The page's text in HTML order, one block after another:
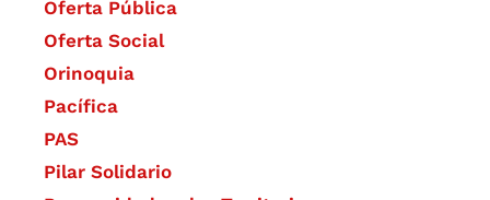
Oferta Pública
Oferta Social​​
Orinoquia
Pacífica
PAS
Pilar Solidario